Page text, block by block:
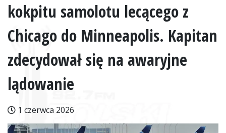
kokpitu samolotu lecącego z
Chicago do Minneapolis. Kapitan
zdecydował się na awaryjne
lądowanie
1 czerwca 2026